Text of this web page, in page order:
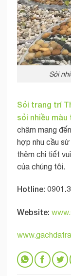
Sỏi
Sỏi trang trí
sỏi nhiều
châm mang
hợp nhu cầu
thêm chi tiết
của chúng tôi.
Hotline:
Website: